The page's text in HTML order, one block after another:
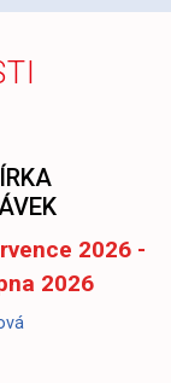
2026 -
2026